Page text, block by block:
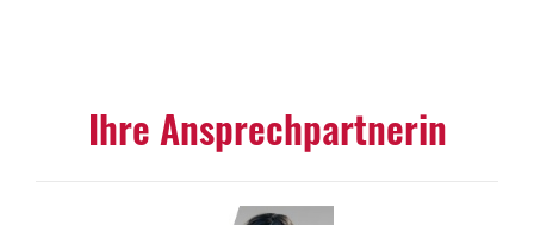
Ihre Ansprechpartnerin